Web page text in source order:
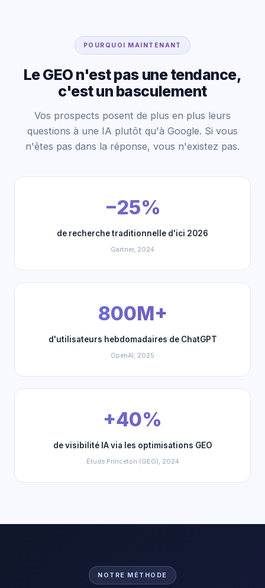
POURQUOI MAINTENANT
Le GEO n'est pas une tendance,
c'est un basculement
Vos prospects posent de plus en plus leurs
questions à une IA plutôt qu'à Google. Si vous
n'êtes pas dans la réponse, vous n'existez pas.
−25%
de recherche traditionnelle d'ici 2026
Gartner, 2024
800M+
d'utilisateurs hebdomadaires de ChatGPT
OpenAI, 2025
+40%
de visibilité IA via les optimisations GEO
Étude Princeton (GEO), 2024
NOTRE MÉTHODE